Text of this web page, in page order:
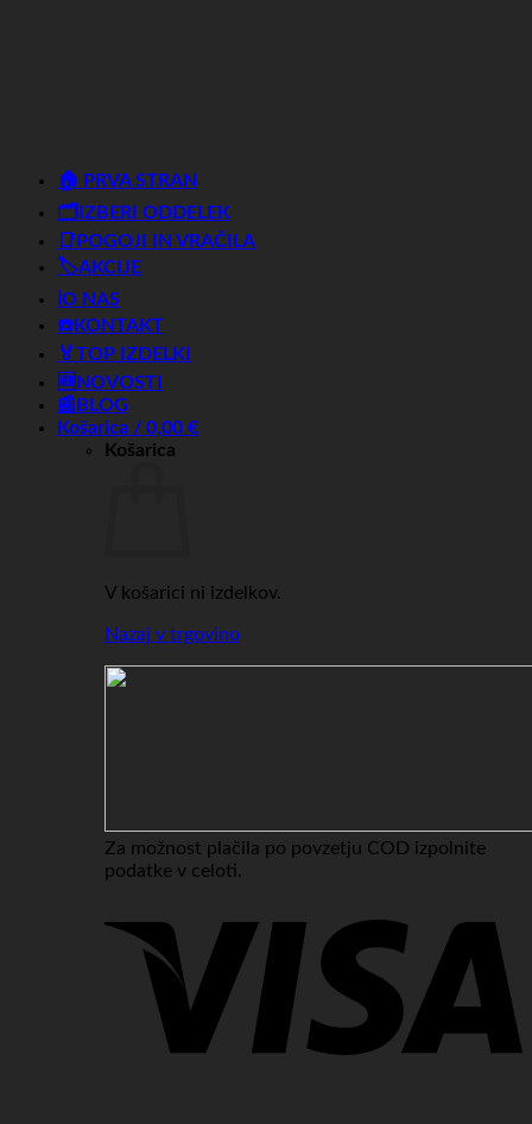
🏠 PRVA STRAN
🗂️IZBERI ODDELEK
📑POGOJI IN VRAČILA
🏷️AKCIJE
ℹ️O NAS
☎️KONTAKT
🏅TOP IZDELKI
🆕NOVOSTI
📰BLOG
Košarica / 0,00 €
Košarica
V košarici ni izdelkov.
Nazaj v trgovino
Za možnost plačila po povzetju COD izpolnite
podatke v celoti.